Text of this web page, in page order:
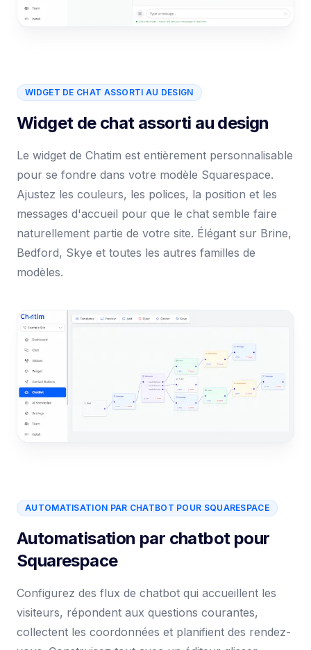
WIDGET DE CHAT ASSORTI AU DESIGN
Widget de chat assorti au design
Le widget de Chatim est entièrement personnalisable
pour se fondre dans votre modèle Squarespace.
Ajustez les couleurs, les polices, la position et les
messages d'accueil pour que le chat semble faire
naturellement partie de votre site. Élégant sur Brine,
Bedford, Skye et toutes les autres familles de
modèles.
AUTOMATISATION PAR CHATBOT POUR SQUARESPACE
Automatisation par chatbot pour
Squarespace
Configurez des flux de chatbot qui accueillent les
visiteurs, répondent aux questions courantes,
collectent les coordonnées et planifient des rendez-